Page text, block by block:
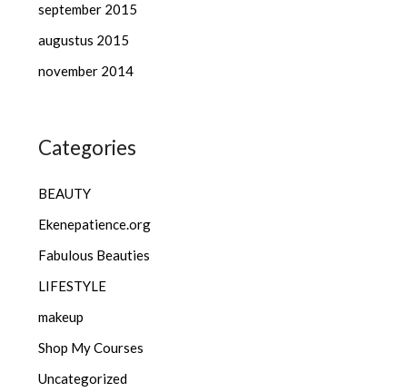
september 2015
augustus 2015
november 2014
Categories
BEAUTY
Ekenepatience.org
Fabulous Beauties
LIFESTYLE
makeup
Shop My Courses
Uncategorized